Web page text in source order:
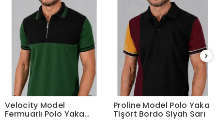
Velocity Model
Fermuarlı Polo Yaka
Proline Model Polo Yaka
Tişört Bordo Siyah Sarı